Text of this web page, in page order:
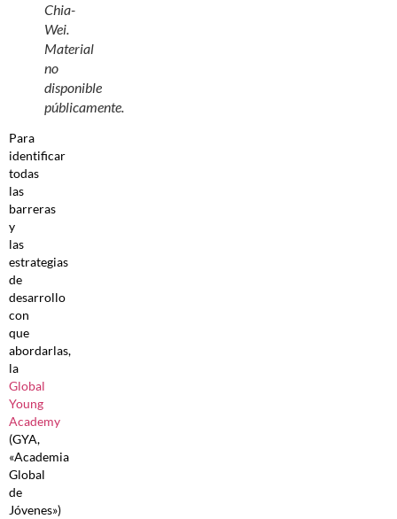
Chia-
Wei.
Material
no
disponible
públicamente.
Para
identificar
todas
las
barreras
y
las
estrategias
de
desarrollo
con
que
abordarlas,
la
Global
Young
Academy
(GYA,
«Academia
Global
de
Jóvenes»)